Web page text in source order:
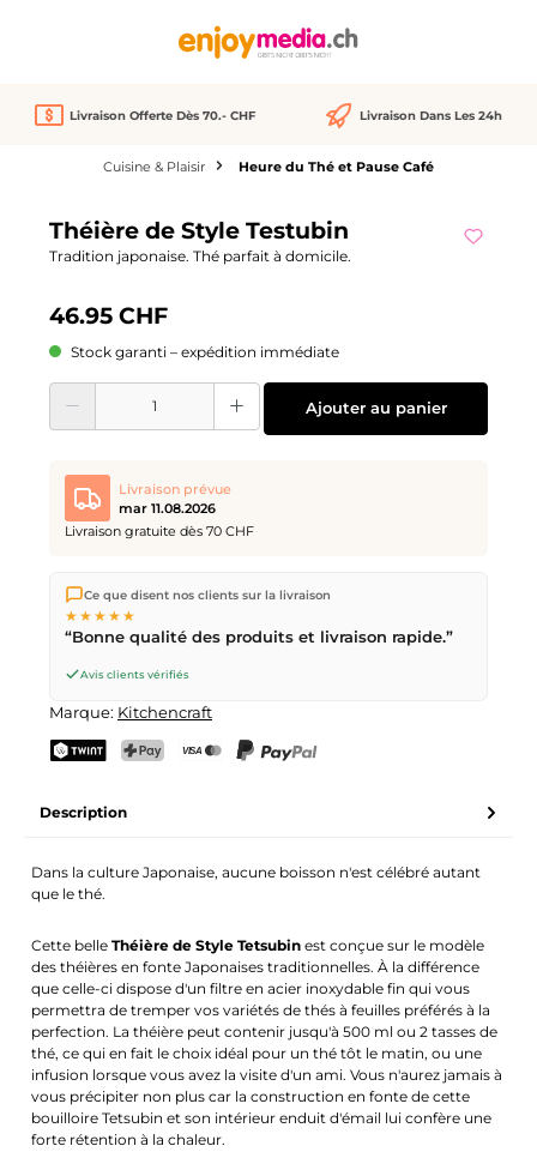
Livraison Offerte Dès 70.- CHF Livraison Dans Les 24h
Cuisine & Plaisir Heure du Thé et Pause Café
Théière de Style Testubin
Tradition japonaise. Thé parfait à domicile.
46.95 CHF
Stock garanti – expédition immédiate
Quantité de produit : Entrez la quantité souhaitée ou utilisez les boutons
Ajouter au panier
Livraison prévue
mar 11.08.2026
Livraison gratuite dès 70 CHF
Nous expédions directement depuis notre entrepôt à Kriens,
en Suisse.Livraison gratuitedèsCHF 70
passées avant
livraison leprochain jour ouvrable par la Poste Suisse.
Ce que disent nos clients sur la livraison
★★★★★
“Bonne qualité des produits et livraison rapide.”
Avis clients vérifiés
Marque: Kitchencraft
Description
Dans la culture Japonaise, aucune boisson n'est célébré autant
que le thé.
Cette belle Théière de Style Tetsubin est conçue sur le modèle
des théières en fonte Japonaises traditionnelles. À la différence
que celle-ci dispose d'un filtre en acier inoxydable fin qui vous
permettra de tremper vos variétés de thés à feuilles préférés à la
perfection. La théière peut contenir jusqu'à 500 ml ou 2 tasses de
thé, ce qui en fait le choix idéal pour un thé tôt le matin, ou une
infusion lorsque vous avez la visite d'un ami. Vous n'aurez jamais à
vous précipiter non plus car la construction en fonte de cette
bouilloire Tetsubin et son intérieur enduit d'émail lui confère une
forte rétention à la chaleur.